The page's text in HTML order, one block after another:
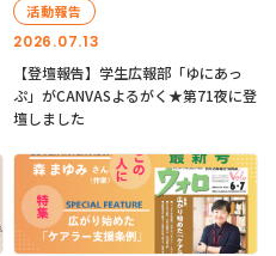
2026.07.13
活動報告
【登壇報告】学生広報部「ゆにあっ
ぷ」がCANVASよるがく★第71夜に登
壇しました